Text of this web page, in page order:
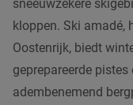
sneeuwzekere
kloppen. Ski amadé,
Oostenrijk, biedt
geprepareerde
adembenemend